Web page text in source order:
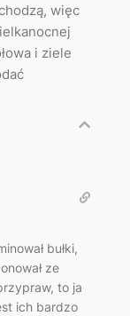
więc
i ziele
bułki,
ze
to ja
ich bardzo